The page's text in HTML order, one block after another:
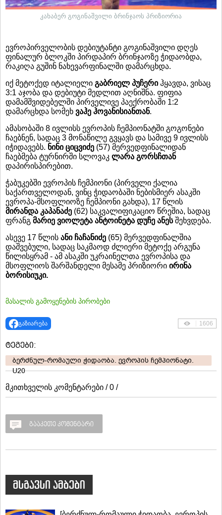
კახაბერ გოგინაშვილი ბრინჯაოს პრიზიორია
ევროპირველობის დებიუტანტი გოგინაშვილი დღეს
ფინალურ ბლოკში პირდაპირ ბრინჯაოზე ჭიდაობდა,
რაკიღა გუშინ ნახევარფინალში დამარცხდა.
იქ მეტოქედ იტალიელი გაბრიელ პუჩერიჰყავდა, ვისაც
3:1 აჯობა და დებიუტი მედლით აღნიშნა. ფიფია
დამამშვიდებელში პირველივე პაექრობაში 1:2
დამარცხდა სომეხ ვაჰე ჰოვანისიანთან.
ამასობაში 8 ივლისს ევროპის ჩემპიონატში გოგონები
ჩაებნენ, სადაც 3 მონაწილე გვყავს და სამივე 9 ივლისს
იჭიდავებს. ნინი ციცვიძე (57) მერვედფინალიდან
ჩაებმება ტურნირში სლოვაკ ლარა გორსჩთან
დაპირისპირებით.
ჭაბუკებში ევროპის ჩემპიონი (პირველი ქალია
საქართველოდან, ვინც ჭიდაობაში ნებისმიერ ასაკში
ევროპა-მსოფლიოზე ჩემპიონი გახდა), 17 წლის
მირანდა კაპანაძე (62) საკვალიფიკაციო წრეშია, სადაც
ფრანგ მარიე ვიოლეტა ანტოინეტა დუჩე ანესშეხვდება.
ასევე 17 წლის ანი ჩაჩანიძე (65) მერვედფინალშია
დაშვებული, სადაც საკმაოდ ძლიერი მეტოქე არგუნა
წილისყრამ - ამ ასაკში უკრაინელთა ევროპისა და
მსოფლიოს შარშანდელი მესამე პრიზიორი ირინა
ბორისიუკი.
მასალის გამოყენების პირობები
გაზიარება 1606
ტეგები:
ბერძნულ-რომაული ჭიდაობა. ევროპის ჩემპიონატი.
U20
მკითხველის კომენტარები / 0 /
გააკეთე კომენტარი
მსგავსი ამბები